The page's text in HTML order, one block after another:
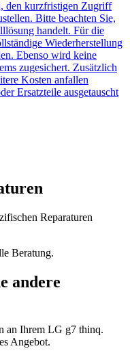
den kurzfristigen Zugriff
Bitte beachten Sie,
handelt. Für die
Wiederherstellung
Ebenso wird keine
zugesichert. Zusätzlich
Kosten anfallen
Ersatzteile ausgetauscht
Reparaturen
Beratung.
andere
an Ihrem LG g7 thinq.
Angebot.